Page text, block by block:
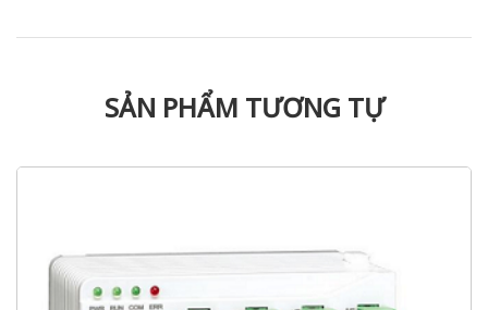
SẢN PHẨM TƯƠNG TỰ